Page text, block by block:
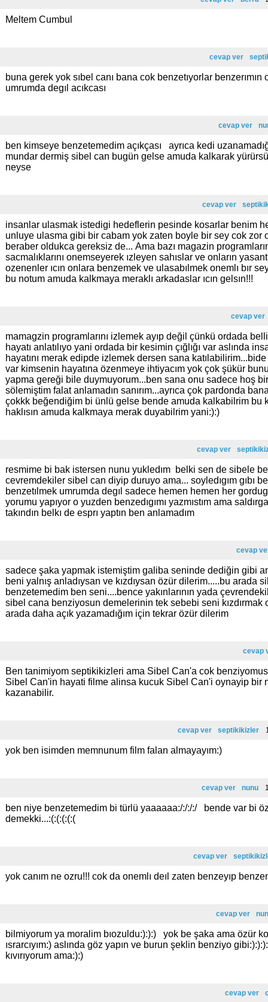
Meltem Cumbul
cevap ver
buna gerek yok sıbel canı bana cok benzetıyorlar benzerımın
umrumda degıl acıkcası
cevap ver
ben kimseye benzetemedim açıkçası ayrıca kedi
mundar dermiş sibel can bugün gelse amuda kalkarak
neyse
cevap ver
insanlar ulasmak istedigi hedeflerin pesinde kosarlar benim
unluye ulasma gibi bir cabam yok zaten boyle bir sey cok zor
beraber oldukca gereksiz de... Ama bazı magazin
sacmalıklarını onemseyerek ızleyen sahıslar ve onların
ozenenler ıcın onlara benzemek ve ulasabılmek onemlı bır
bu notum amuda kalkmaya meraklı arkadaslar ıcın gelsın!!!
cevap ver
mamagzin programlarını izlemek ayıp değil çünkü ordada
hayatı anlatılıyo yani ordada bir kesimin çığlığı var aslında
hayatını merak edipde izlemek dersen sana
var kimsenin hayatına özenmeye ihtiyacım yok çok şükür bunu
yapma gereği bile duymuyorum...ben sana onu sadece hoş
sölemiştim falat anlamadın sanırım...ayrıca çok pardonda
çokkk beğendiğim bi ünlü gelse bende amuda kalkabilrim bu
haklısın amuda kalkmaya merak duyabilrim yani:):)
cevap ver
resmime bi bak istersen nunu yukledım belki sen de sibele
cevremdekiler sibel can diyip duruyo ama... soyledıgım gıbı
benzetılmek umrumda degıl sadece hemen hemen her
yorumu yapıyor o yuzden benzedıgımı yazmıstım ama
takındın belkı de esprı yaptın ben anlamadım
cevap
sadece şaka yapmak istemiştim galiba seninde dediğin gibi
beni yalnış anladıysan ve kızdıysan özür dilerim.....bu arada
benzetemedim ben seni....bence yakınlarının yada
sibel cana benziyosun demelerinin tek sebebi seni
arada daha açık yazamadığım için tekrar özür dilerim
cevap
Ben tanimiyom septikikizleri ama Sibel Can'a cok
Sibel Can'in hayati filme alinsa kucuk Sibel Can'i oynayip bir
kazanabilir.
cevap ver septikikizler
yok ben isimden memnunum film falan almayayım:)
cevap ver nunu
ben niye benzetemedim bi türlü yaaaaaa:/:/:/:/ bende var bi
demekki...:(:(:(:(:(
cevap ver
yok canım ne ozru!!! cok da onemlı deıl zaten benzeyıp
cevap ver
bilmiyorum ya moralim bıozuldu:):):) yok be şaka ama özür
ısrarcıyım:) aslında göz yapın ve burun şeklin benziyo
kıvırıyorum ama:):)
cevap ver